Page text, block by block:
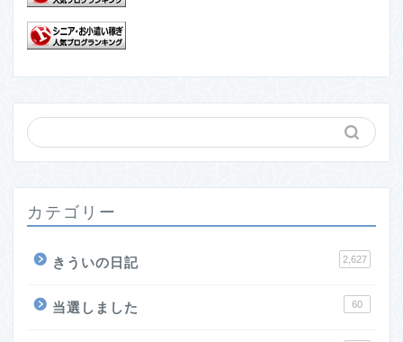
カテゴリー
きういの日記 2,627
当選しました 60